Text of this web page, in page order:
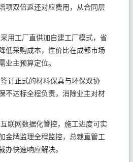
项双倍返还对应费用，从合同层
采用工厂直供加自建工厂模式，省
低采购成本，性价比在成都市场
业主预算定位。
签订正式的材料保真与环保双协
不达标全程负责，消除业主对材
联网数据化管控，施工进度可实
金牌监理全程监控，总裁直管工
办快速响应解决。